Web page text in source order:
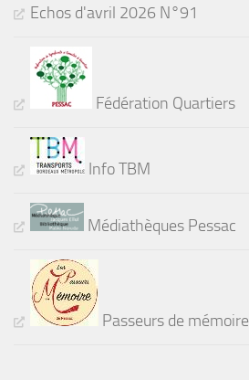
Echos d'avril 2026 N°91
Fédération Quartiers
Info TBM
Médiathèques Pessac
Passeurs de mémoire